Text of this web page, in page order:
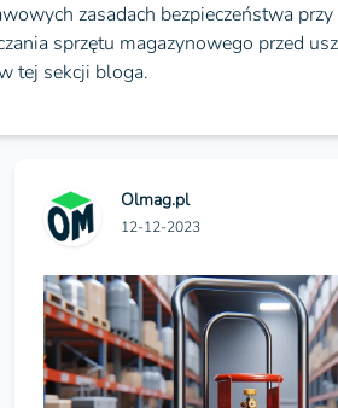
zasadach bezpieczeństwa
sprzętu magazynowego przed
tej sekcji bloga.
Olmag.pl
12-12-2023